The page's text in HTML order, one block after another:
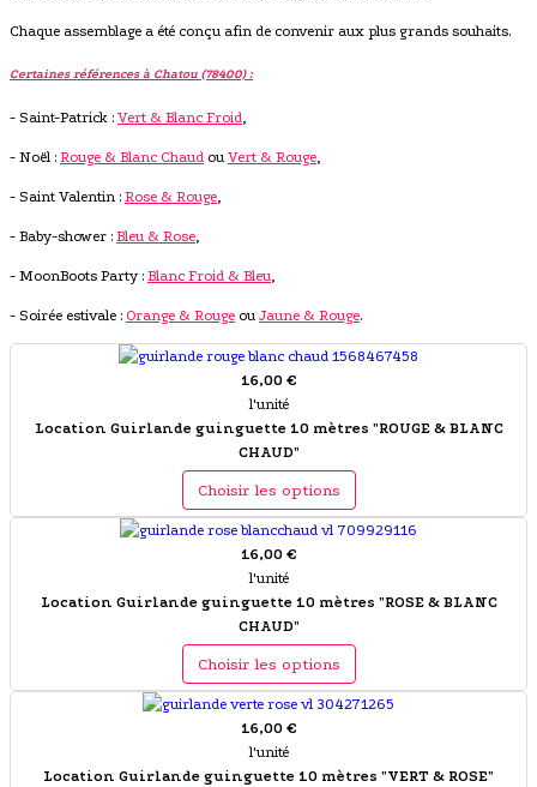
Chaque assemblage a été conçu afin de convenir aux plus grands souhaits.
Certaines références à Chatou (78400) :
- Saint-Patrick : Vert & Blanc Froid,
- Noël : Rouge & Blanc Chaud ou Vert & Rouge,
- Saint Valentin : Rose & Rouge,
- Baby-shower : Bleu & Rose,
- MoonBoots Party : Blanc Froid & Bleu,
- Soirée estivale : Orange & Rouge ou Jaune & Rouge.
16,00 €
l'unité
Location Guirlande guinguette 10 mètres "ROUGE & BLANC
CHAUD"
Choisir les options
16,00 €
l'unité
Location Guirlande guinguette 10 mètres "ROSE & BLANC
CHAUD"
Choisir les options
16,00 €
l'unité
Location Guirlande guinguette 10 mètres "VERT & ROSE"